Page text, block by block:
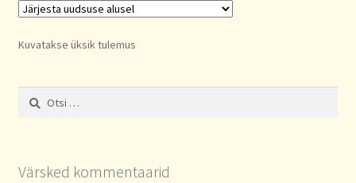
Kuvatakse üksik tulemus
Otsi:
Värsked kommentaarid